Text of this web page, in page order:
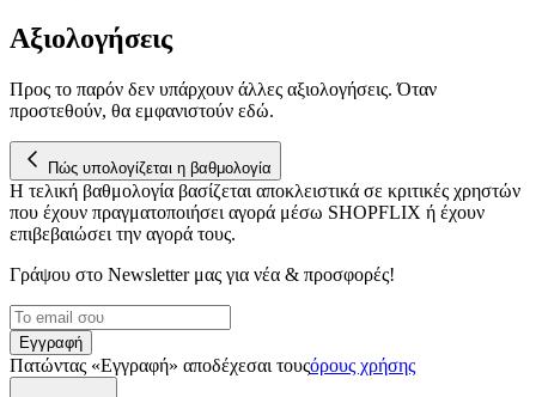
Αξιολογήσεις
Προς το παρόν δεν υπάρχουν άλλες αξιολογήσεις. Όταν
προστεθούν, θα εμφανιστούν εδώ.
Πώς υπολογίζεται η βαθμολογία
Η τελική βαθμολογία βασίζεται αποκλειστικά σε κριτικές χρηστών
που έχουν πραγματοποιήσει αγορά μέσω SHOPFLIX ή έχουν
επιβεβαιώσει την αγορά τους.
Γράψου στο Νewsletter μας για νέα & προσφορές!
Εγγραφή
Πατώντας «Εγγραφή» αποδέχεσαι τουςόρους χρήσης